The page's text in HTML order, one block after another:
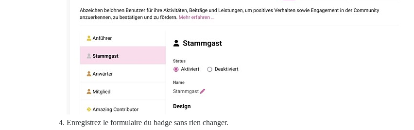
Enregistrez le formulaire du badge sans rien changer.